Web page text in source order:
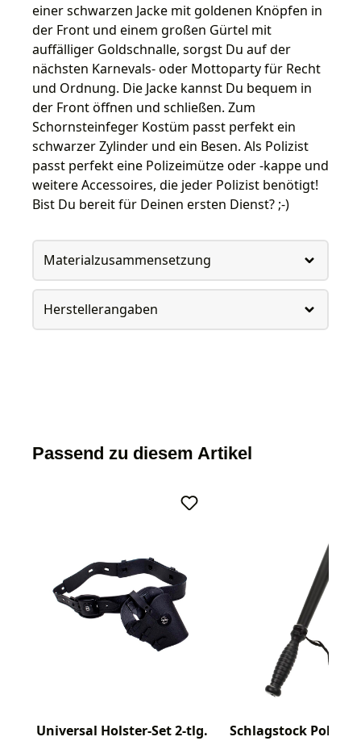
einer schwarzen Jacke mit goldenen Knöpfen in
der Front und einem großen Gürtel mit
auffälliger Goldschnalle, sorgst Du auf der
nächsten Karnevals- oder Mottoparty für Recht
und Ordnung. Die Jacke kannst Du bequem in
der Front öffnen und schließen. Zum
Schornsteinfeger Kostüm passt perfekt ein
schwarzer Zylinder und ein Besen. Als Polizist
passt perfekt eine Polizeimütze oder -kappe und
weitere Accessoires, die jeder Polizist benötigt!
Bist Du bereit für Deinen ersten Dienst? ;-)
Materialzusammensetzung
Herstellerangaben
Passend zu diesem Artikel
Universal Holster-Set 2-tlg.
Schlagstock Polizei